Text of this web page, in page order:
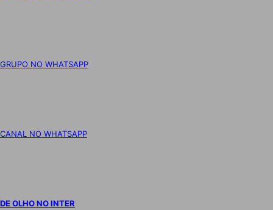
GRUPO NO WHATSAPP
CANAL NO WHATSAPP
DE OLHO NO INTER